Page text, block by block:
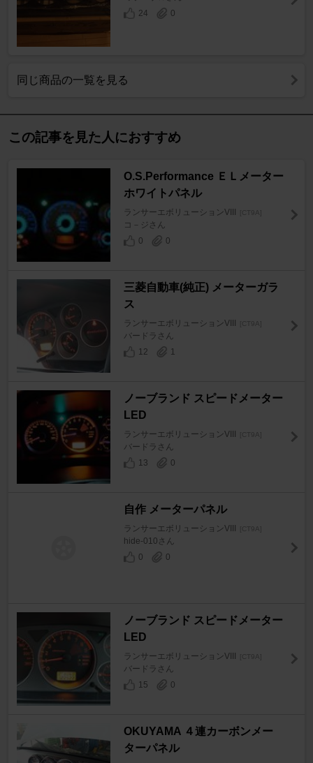
24
0
同じ商品の一覧を見る
この記事を見た人におすすめ
O.S.Performance ＥＬメーター
ホワイトパネル
ランサーエボリューションVIII [CT9A]
コ－ジさん
0
0
三菱自動車(純正) メーターガラ
ス
ランサーエボリューションVIII [CT9A]
バードラさん
12
1
ノーブランド スピードメーター
LED
ランサーエボリューションVIII [CT9A]
バードラさん
13
0
自作 メーターパネル
ランサーエボリューションVIII [CT9A]
hide-010さん
0
0
ノーブランド スピードメーター
LED
ランサーエボリューションVIII [CT9A]
バードラさん
15
0
OKUYAMA ４連カーボンメー
ターパネル